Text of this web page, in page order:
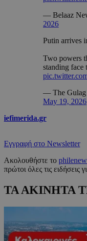
— Belaaz
2026
Putin arrives
Two powers
standing face
— The Gulag
May 19, 2026
iefimerida.gr
Εγγραφή στο Newsletter
Ακολουθήστε το
πρώτοι όλες τις
ΤΑ ΑΚΙΝΗΤΑ